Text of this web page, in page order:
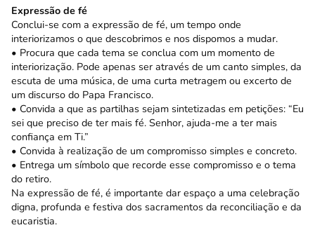
Expressão de fé
Conclui-se com a expressão de fé, um tempo onde
interiorizamos o que descobrimos e nos dispomos a mudar.
• Procura que cada tema se conclua com um momento de
interiorização. Pode apenas ser através de um canto simples, da
escuta de uma música, de uma curta metragem ou excerto de
um discurso do Papa Francisco.
• Convida a que as partilhas sejam sintetizadas em petições: “Eu
sei que preciso de ter mais fé. Senhor, ajuda-me a ter mais
confiança em Ti.”
• Convida à realização de um compromisso simples e concreto.
• Entrega um símbolo que recorde esse compromisso e o tema
do retiro.
Na expressão de fé, é importante dar espaço a uma celebração
digna, profunda e festiva dos sacramentos da reconciliação e da
eucaristia.